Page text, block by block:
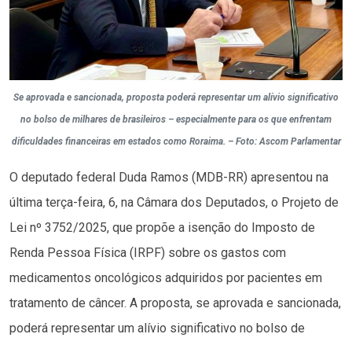
Se aprovada e sancionada, proposta poderá representar um alívio significativo
no bolso de milhares de brasileiros – especialmente para os que enfrentam
dificuldades financeiras em estados como Roraima. – Foto: Ascom Parlamentar
O deputado federal Duda Ramos (MDB-RR) apresentou na
última terça-feira, 6, na Câmara dos Deputados, o Projeto de
Lei nº 3752/2025, que propõe a isenção do Imposto de
Renda Pessoa Física (IRPF) sobre os gastos com
medicamentos oncológicos adquiridos por pacientes em
tratamento de câncer. A proposta, se aprovada e sancionada,
poderá representar um alívio significativo no bolso de